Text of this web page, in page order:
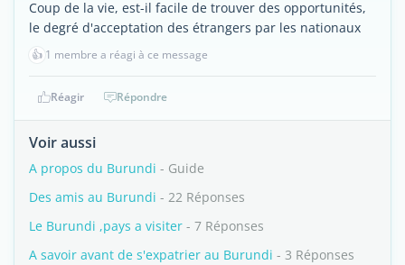
Coup de la vie, est-il facile de trouver des opportunités,
le degré d'acceptation des étrangers par les nationaux
👍 1 membre a réagi à ce message
Réagir Répondre
Voir aussi
A propos du Burundi - Guide
Des amis au Burundi - 22 Réponses
Le Burundi ,pays a visiter - 7 Réponses
A savoir avant de s'expatrier au Burundi - 3 Réponses